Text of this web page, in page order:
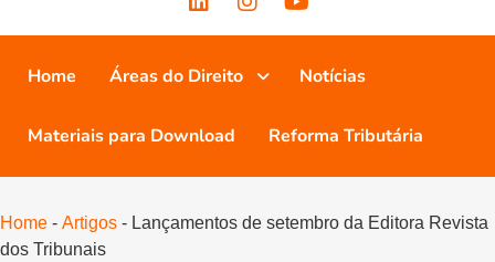
Home Áreas do Direito Notícias
Materiais para Download Reforma Tributária
Home - Artigos - Lançamentos de setembro da Editora Revista
dos Tribunais